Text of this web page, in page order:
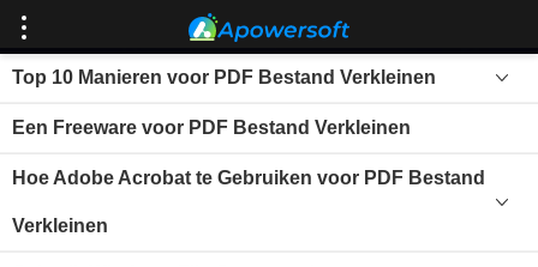
Top 10 Manieren voor PDF Bestand Verkleinen
Een Freeware voor PDF Bestand Verkleinen
Hoe Adobe Acrobat te Gebruiken voor PDF Bestand
Verkleinen
Hoe een PDF Bestand te